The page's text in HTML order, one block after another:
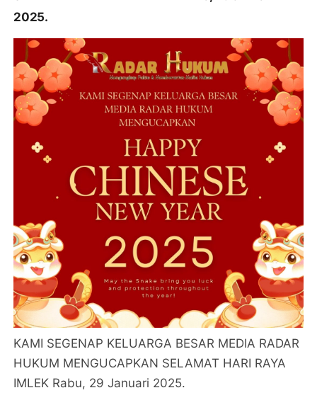
2025.
KAMI SEGENAP KELUARGA BESAR MEDIA RADAR
HUKUM MENGUCAPKAN SELAMAT HARI RAYA
IMLEK Rabu, 29 Januari 2025.